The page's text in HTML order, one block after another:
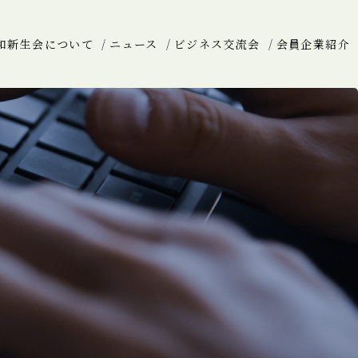
新生会について ニュース ビジネス交流会 会員企業紹介